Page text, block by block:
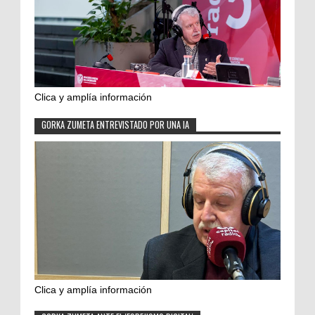
Clica y amplía información
GORKA ZUMETA ENTREVISTADO POR UNA IA
Clica y amplía información